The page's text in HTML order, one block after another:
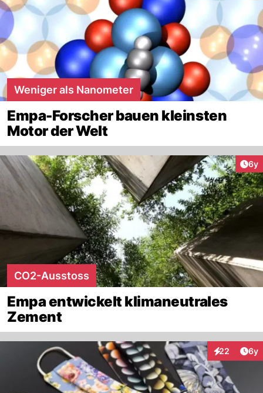
Weniger als Nanometer
Empa-Forscher bauen kleinsten
Motor der Welt
6y
CO2-Ausstoss
Empa entwickelt klimaneutrales
Zement
22
Interaktionen
6y